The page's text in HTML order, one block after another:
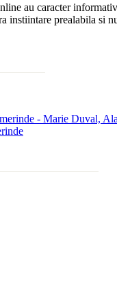
au caracter
instiintare prealabila si